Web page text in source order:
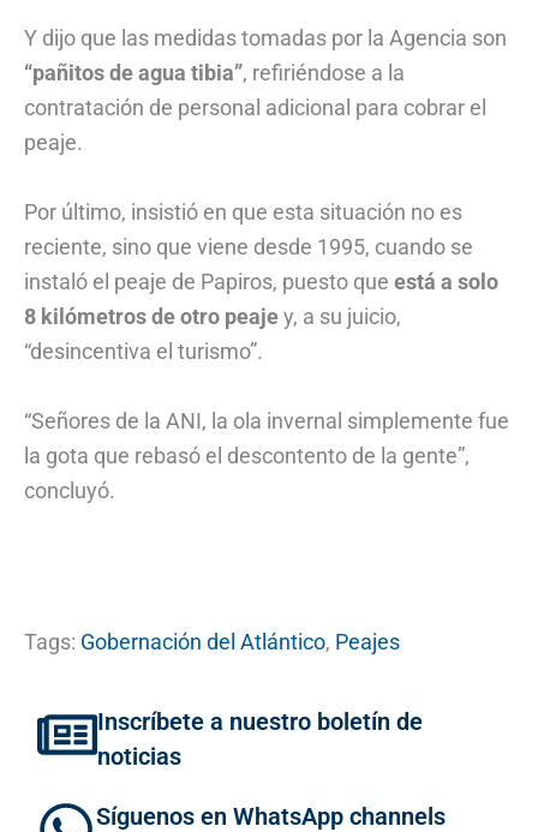
Y dijo que las medidas tomadas por la Agencia son
“pañitos de agua tibia”, refiriéndose a la
contratación de personal adicional para cobrar el
peaje.
Por último, insistió en que esta situación no es
reciente, sino que viene desde 1995, cuando se
instaló el peaje de Papiros, puesto que está a solo
8 kilómetros de otro peajey, a su juicio,
“desincentiva el turismo”.
“Señores de la ANI, la ola invernal simplemente fue
la gota que rebasó el descontento de la gente”,
concluyó.
Tags: Gobernación del Atlántico, Peajes
Inscríbete a nuestro boletín de
noticias
Síguenos en WhatsApp channels